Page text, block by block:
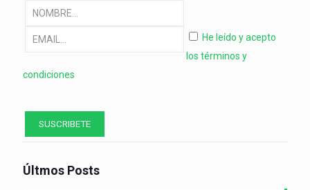
He leído y acepto
los términos y
condiciones
Últmos Posts